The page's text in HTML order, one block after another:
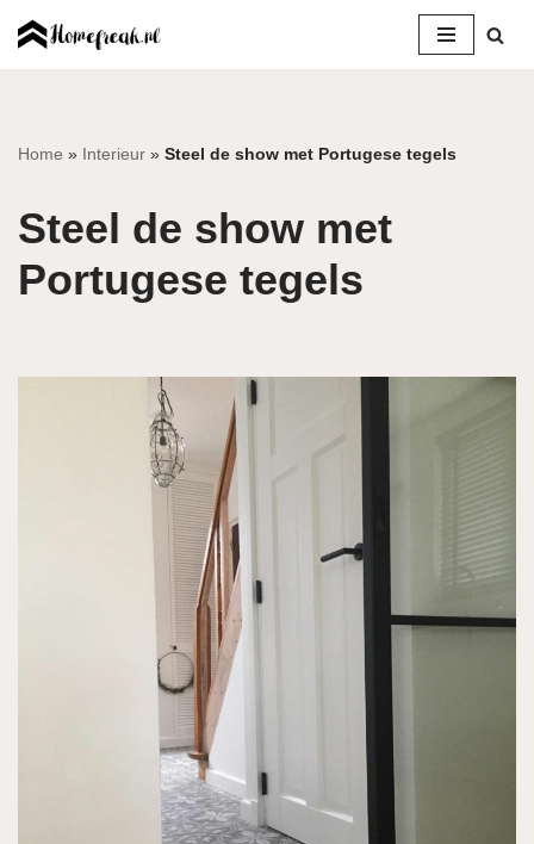
inhoud
Home » Interieur » Steel de show met Portugese tegels
Steel de show met
Portugese tegels